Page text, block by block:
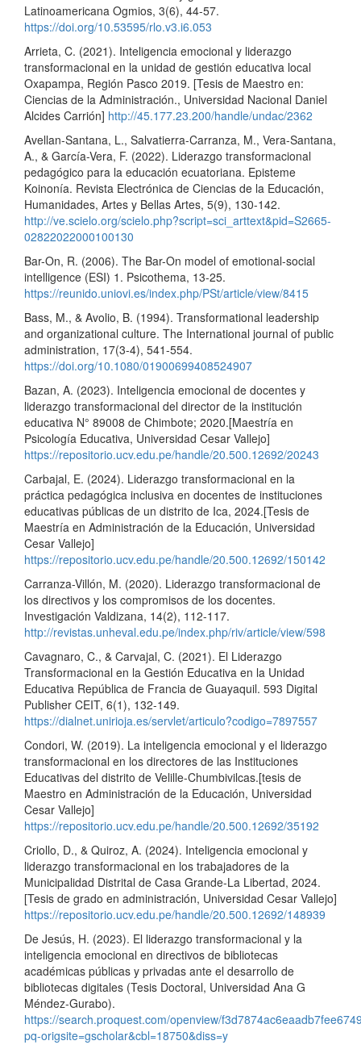
Latinoamericana Ogmios, 3(6), 44-57.
https://doi.org/10.53595/rlo.v3.i6.053
Arrieta, C. (2021). Inteligencia emocional y liderazgo
transformacional en la unidad de gestión educativa local
Oxapampa, Región Pasco 2019. [Tesis de Maestro en:
Ciencias de la Administración., Universidad Nacional Daniel
Alcides Carrión] http://45.177.23.200/handle/undac/2362
Avellan-Santana, L., Salvatierra-Carranza, M., Vera-Santana,
A., & García-Vera, F. (2022). Liderazgo transformacional
pedagógico para la educación ecuatoriana. Episteme
Koinonía. Revista Electrónica de Ciencias de la Educación,
Humanidades, Artes y Bellas Artes, 5(9), 130-142.
http://ve.scielo.org/scielo.php?script=sci_arttext&pid=S2665-
02822022000100130
Bar-On, R. (2006). The Bar-On model of emotional-social
intelligence (ESI) 1. Psicothema, 13-25.
https://reunido.uniovi.es/index.php/PSt/article/view/8415
Bass, M., & Avolio, B. (1994). Transformational leadership
and organizational culture. The International journal of public
administration, 17(3-4), 541-554.
https://doi.org/10.1080/01900699408524907
Bazan, A. (2023). Inteligencia emocional de docentes y
liderazgo transformacional del director de la institución
educativa N° 89008 de Chimbote; 2020.[Maestría en
Psicología Educativa, Universidad Cesar Vallejo]
https://repositorio.ucv.edu.pe/handle/20.500.12692/20243
Carbajal, E. (2024). Liderazgo transformacional en la
práctica pedagógica inclusiva en docentes de instituciones
educativas públicas de un distrito de Ica, 2024.[Tesis de
Maestría en Administración de la Educación, Universidad
Cesar Vallejo]
https://repositorio.ucv.edu.pe/handle/20.500.12692/150142
Carranza-Villón, M. (2020). Liderazgo transformacional de
los directivos y los compromisos de los docentes.
Investigación Valdizana, 14(2), 112-117.
http://revistas.unheval.edu.pe/index.php/riv/article/view/598
Cavagnaro, C., & Carvajal, C. (2021). El Liderazgo
Transformacional en la Gestión Educativa en la Unidad
Educativa República de Francia de Guayaquil. 593 Digital
Publisher CEIT, 6(1), 132-149.
https://dialnet.unirioja.es/servlet/articulo?codigo=7897557
Condori, W. (2019). La inteligencia emocional y el liderazgo
transformacional en los directores de las Instituciones
Educativas del distrito de Velille-Chumbivilcas.[tesis de
Maestro en Administración de la Educación, Universidad
Cesar Vallejo]
https://repositorio.ucv.edu.pe/handle/20.500.12692/35192
Criollo, D., & Quiroz, A. (2024). Inteligencia emocional y
liderazgo transformacional en los trabajadores de la
Municipalidad Distrital de Casa Grande-La Libertad, 2024.
[Tesis de grado en administración, Universidad Cesar Vallejo]
https://repositorio.ucv.edu.pe/handle/20.500.12692/148939
De Jesús, H. (2023). El liderazgo transformacional y la
inteligencia emocional en directivos de bibliotecas
académicas públicas y privadas ante el desarrollo de
bibliotecas digitales (Tesis Doctoral, Universidad Ana G
Méndez-Gurabo).
https://search.proquest.com/openview/
pq-origsite=gscholar&cbl=18750&diss=y